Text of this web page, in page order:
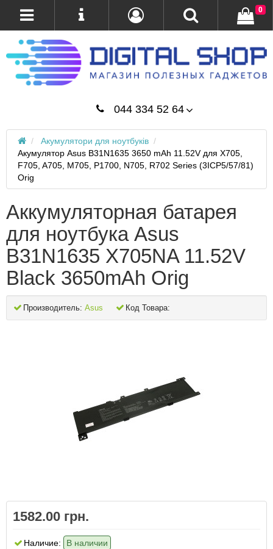
044 334 52 64
0
Акумулятори для ноутбуків
Акумулятор Asus B31N1635 3650 mAh 11.52V для X705,
F705, A705, M705, P1700, N705, R702 Series (3ICP5/57/81)
Orig
Аккумуляторная батарея
для ноутбука Asus
B31N1635 X705NA 11.52V
Black 3650mAh Orig
Производитель: Asus Код Товара:
1582.00 грн.
Наличие: В наличии